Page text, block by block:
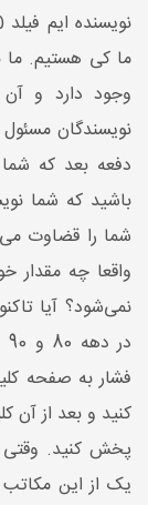
ما کی هستیم. ما
وجود دارد و آن
نویسندگان
دفعه بعد که
باشید که شما
شما را قضاوت
واقعا چه مقدار
نمی‌شود؟ آیا
فشار به صفحه
کنید و بعد از آن
پخش کنید. وقتی
یک از این